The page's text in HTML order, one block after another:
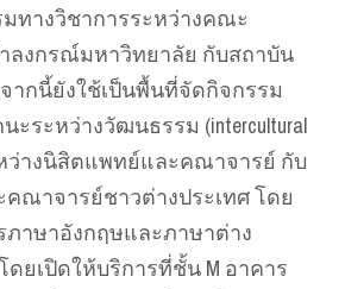
ทางวิชาการระหว่างคณะ
ลงกรณ์มหาวิทยาลัย กับสถาบัน
ากนี้ยังใช้เป็นพื้นที่จัดกิจกรรม
ะระหว่างวัฒนธรรม (intercultural
หว่างนิสิตแพทย์และคณาจารย์ กับ
ณาจารย์ชาวต่างประเทศ โดย
ภาษาอังกฤษและภาษาต่าง
ดยเปิดให้บริการที่ชั้น M อาคาร